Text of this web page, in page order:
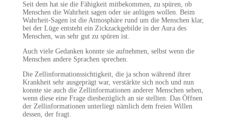
Seit dem hat sie die Fähigkeit mitbekommen, zu spüren, ob
Menschen die Wahrheit sagen oder sie anlügen wollen. Beim
Wahrheit-Sagen ist die Atmosphäre rund um die Menschen klar,
bei der Lüge entsteht ein Zickzackgebilde in der Aura des
Menschen, was sehr gut zu spüren ist.
Auch viele Gedanken konnte sie aufnehmen, selbst wenn die
Menschen andere Sprachen sprechen.
Die Zellinformationssichtigkeit, die ja schon während ihrer
Krankheit sehr ausgeprägt war, verstärkte sich noch und nun
konnte sie auch die Zellinformationen anderer Menschen sehen,
wenn diese eine Frage diesbezüglich an sie stellten. Das Öffnen
der Zellinformationen unterliegt nämlich dem freien Willen
dessen, der fragt.